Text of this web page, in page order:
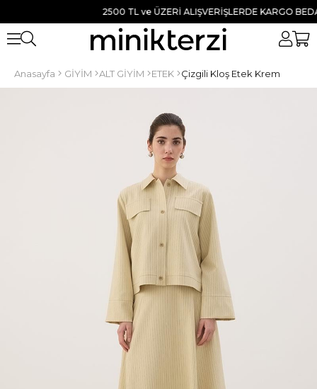
2500 TL ve ÜZERİ ALIŞVERİŞLERDE KARGO BEDAVA
Anasayfa GİYİM ALT GİYİM ETEK Çizgili Kloş Etek Krem